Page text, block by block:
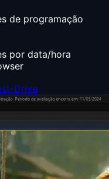
de programação
por data/hora
Drive